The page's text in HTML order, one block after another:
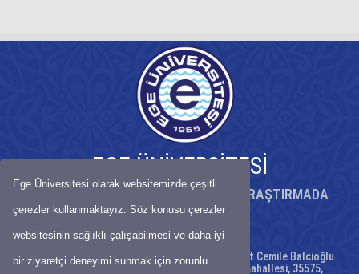
Ege Üniversitesi olarak websitemizde çeşitli
çerezler kullanmaktayız. Söz konusu çerezler
websitesinin sağlıklı çalışabilmesi ve daha iyi
bir ziyaretçi deneyimi sunmak için zorunlu
EGE ÜNİVERSİTESİ
KÖKLÜ BİRİKİMİYLE BİLİMDE ÖNCÜ, ARAŞTIRMADA
GÜÇLÜ ÜNİVERSİTE
Ege Üniversitesi Sağlık Bilimleri Fakültesi Suat Cemile Balcioğlu
Yerleşkesi Anadolu Caddesi No. 346 İmbatlı mahallesi, 35575,